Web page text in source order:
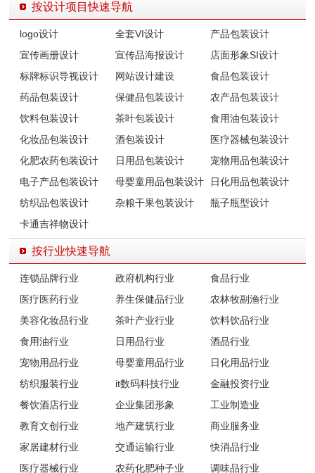
按设计项目快速导航
logo设计 全套VI设计
产品包装设计
宣传画册设计
宣传品海报设计
店面形象SI设计
标牌标识导视设计
网站设计建设
食品包装设计
药品包装设计
保健品包装设计
农产品包装设计
饮料包装设计
茶叶包装设计
食用油包装设计
化妆品包装设计
酒包装设计
医疗器械包装设计
化肥农药包装设计
日用品包装设计
宠物用品包装设计
电子产品包装设计
母婴童用品包装设计
日化用品包装设计
纺织品包装设计
杂粮干果包装设计
瓶子瓶型设计
卡通吉祥物设计
按行业快速导航
连锁品牌行业 政府机构行业
食品行业
医疗医药行业
养生保健品行业
农林牧副渔行业
美容化妆品行业
茶叶产业行业
饮料饮品行业
食用油行业
日用品行业
酒品行业
宠物用品行业
母婴童用品行业
日化用品行业
纺织服装行业
it数码科技行业
金融投资行业
餐饮酒店行业
企业集团形象
工业制造业
教育文创行业
地产建筑行业
商业服务业
家居建材行业
交通运输行业
快消品行业
医疗器械行业
农药化肥种子业 调味品行业